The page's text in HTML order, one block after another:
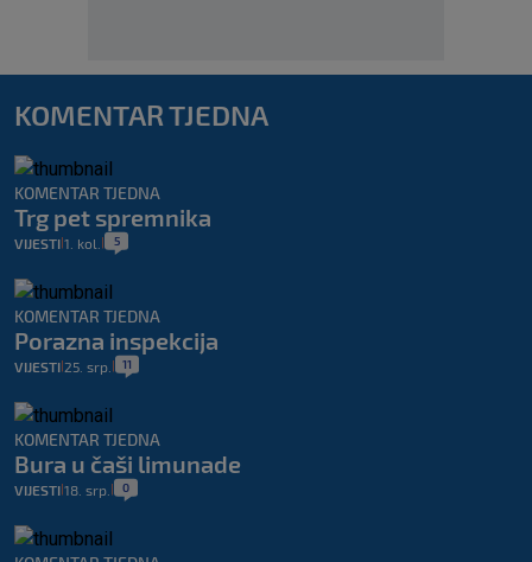
KOMENTAR TJEDNA
KOMENTAR TJEDNA
Trg pet spremnika
VIJESTI 1. kol. 5
KOMENTAR TJEDNA
Porazna inspekcija
VIJESTI 25. srp. 11
KOMENTAR TJEDNA
Bura u čaši limunade
VIJESTI 18. srp. 0